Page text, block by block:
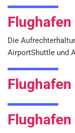
Die
AirportShuttle und